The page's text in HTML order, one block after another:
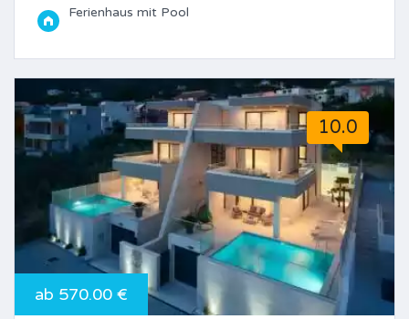
Ferienhaus mit Pool
10.0
ab 570.00 €